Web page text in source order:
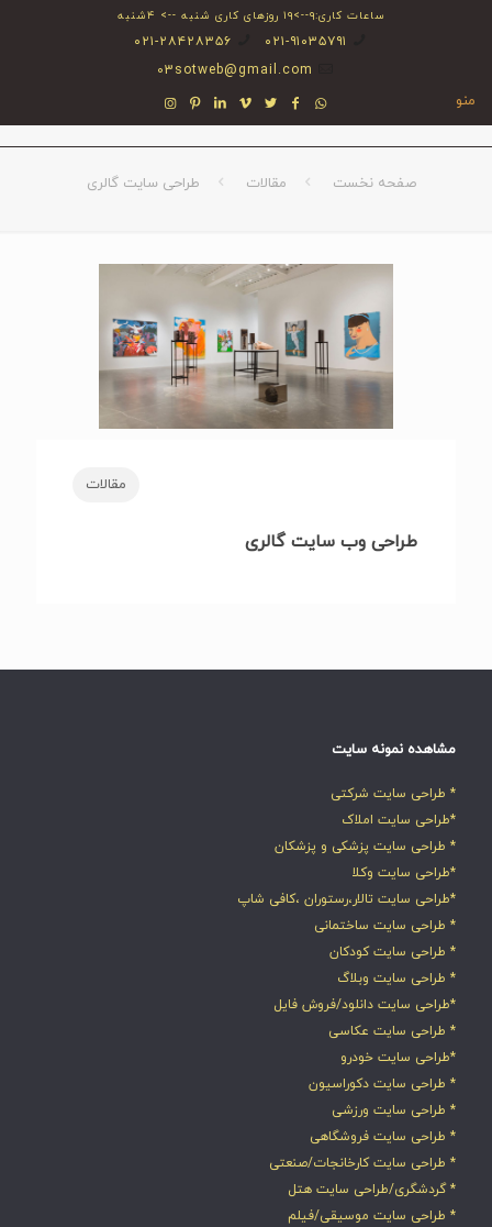
ساعات کاری:۹-->۱۹ روزهای کاری شنبه --> ۴شنبه
۰۲۱-۹۱۰۳۵۷۹۱
۰۲۱-۲۸۴۲۸۳۵۶
03sotweb@gmail.com
منو
صفحه نخست مقالات طراحی سایت گالری
مقالات
طراحی وب سایت گالری
مشاهده نمونه سایت
* طراحی سایت شرکتی
*طراحی سایت املاک
* طراحی سایت پزشکی و پزشکان
*طراحی سایت وکلا
*طراحی سایت تالار،رستوران ،کافی شاپ
* طراحی سایت ساختمانی
* طراحی سایت کودکان
* طراحی سایت وبلاگ
*طراحی سایت دانلود/فروش فایل
* طراحی سایت عکاسی
*طراحی سایت خودرو
* طراحی سایت دکوراسیون
* طراحی سایت ورزشی
* طراحی سایت فروشگاهی
* طراحی سایت کارخانجات/صنعتی
* گردشگری/طراحی سایت هتل
* طراحی سایت موسیقی/فیلم